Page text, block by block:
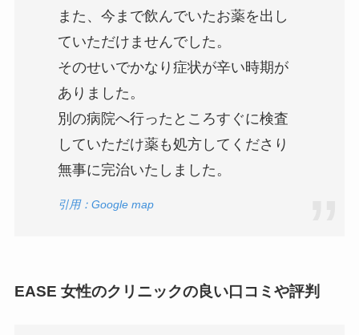
また、今まで飲んでいたお薬を出し
ていただけませんでした。
そのせいでかなり症状が辛い時期が
ありました。
別の病院へ行ったところすぐに検査
していただけ薬も処方してくださり
無事に完治いたしました。
引用：Google map
EASE 女性のクリニックの良い口コミや評判